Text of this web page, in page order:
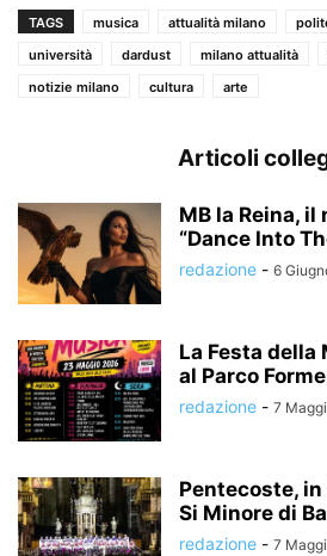
TAGS musica attualità milano
università
dardust milano attualità
notizie milano
cultura arte
Articoli
MB la Reina,
“Dance Into
redazione - 6
La Festa della
al Parco
redazione - 7
Pentecoste, in
Si Minore di
redazione - 7